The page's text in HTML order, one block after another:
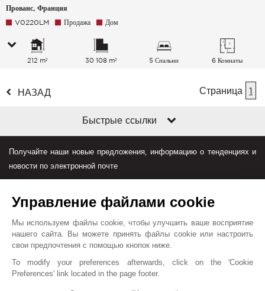
Прованс, Франция
V0220LM Продажа Дом
212 m² 30 108 m² 5 Спальни 6 Комнаты
НАЗАД Страница 1
Быстрые ссылки
Получайте наши новые предложения, информацию о тенденциях и
новости по электронной почте
План сайта
Управление файлами cookie
Мы используем файлы cookie, чтобы улучшить ваше восприятие
нашего сайта. Вы можете принять файлы cookie или настроить
свои предпочтения с помощью кнопок ниже.
To modify your preferences afterwards, click on the 'Cookie
Preferences' link located in the page footer.